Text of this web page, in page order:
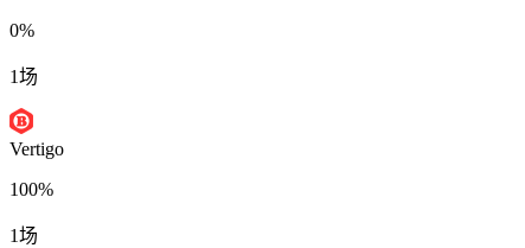
0%
1场
Vertigo
100%
1场